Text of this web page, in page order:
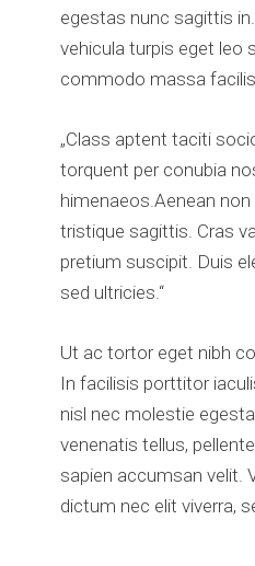
egestas nunc sagittis
vehicula turpis eget leo
commodo massa
„Class aptent taciti
torquent per conubia
himenaeos.Aenean
tristique sagittis. Cras
pretium suscipit. Duis
sed ultricies.“
Ut ac tortor eget nibh
In facilisis porttitor
nisl nec molestie
venenatis tellus,
sapien accumsan velit.
dictum nec elit viverra,